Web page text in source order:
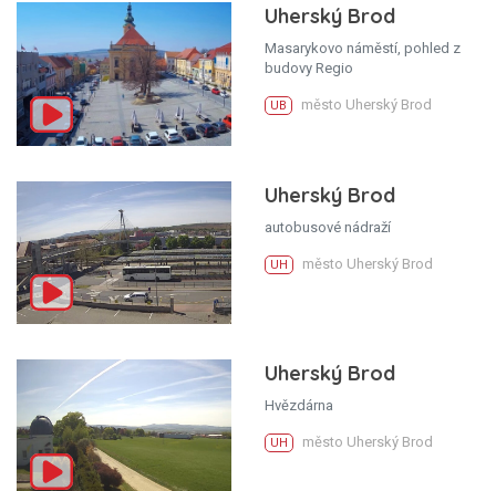
Uherský Brod
Masarykovo náměstí, pohled z
budovy Regio
UB město Uherský Brod
Uherský Brod
autobusové nádraží
UH město Uherský Brod
Uherský Brod
Hvězdárna
UH město Uherský Brod